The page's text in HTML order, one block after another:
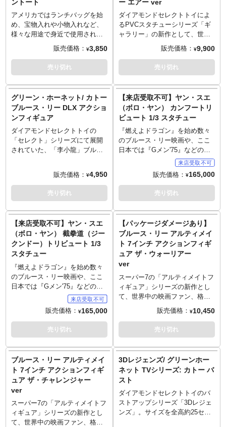
はこうして完成した！（1978年
5月発行「スクリーン特別増刊
死亡遊戯 ワイド特集号」）
●「ブルース・リー 死亡遊戯」
撮影裏ばなし（1978年5月発行
「スクリーン特別増刊 死亡遊戯
ワイド特集号」）
●「死亡の塔」作品紹介
（SCREEN 1981年8月号）
●ブルース・リー未完の大作「死
亡遊戯」の勇姿（SCREEN 1974
年11月号）
●「鳳細」アクション・ポーズ三
態（1975年7月「スクリーン ブ
ルース・リー カラースペシャ
ル」、SCREEN 1975年2月号）
場！？彼のイメージで作られた
『中国の神々の物語』（1976年
3月発行「スクリーンジャンボ
ブルース・リー 決定グラフ」）
●ブルース・リー17歳の出演作
「雷雨」（1975年4月発行「ス
クリーンジャンボ ブルース・リ
ー 最新デラックス版」）
●初公開！画面に出なかったブル
ナップ全集（SCREEN 1975年1
月号）
●ブルース・リーのドラゴン拳法
（1975年4月「スクリーンジャ
ンボ ブルース・リー 最新デラッ
●素顔のブルース・リー（1975
年4月発行「スクリーンジャンボ
ブルース・リー 最新デラックス
版」）
メーカー「スーパー7」。スター
ト当初、80年前後に企画され幻
となってしまったフィギュアを
復活させる事をコンセプトにス
ーズ。現在はオールドフィギュ
アの風合いをあえて残し、初立
体化を含む様々なライセンスア
まさにセンスの光る"今"注目の
メーカー。
は、ボディをポリレジン、コス
イチュームを布製とし、アクシ
ョンシーンをリアル感と躍動感
で演出します。デラックスバー
ジョンでは、LEDによるライト
アップギミックを内蔵したベー
スに変更！龍の文字が浮かび上
がるスペシャルな仕様となって
は、ボディをポリレジン、コス
イチュームを布製とし、アクシ
ョンシーンをリアル感と躍動感
で演出します。
ントート
アメリカではランチバッグを始
め、宝物入れや小物入れなど、
様々な用途で身近で使用されて
いるティントート。ファクトリ
ーエンターテインメントからホ
ラー系を中心に、映画のメイン
ビジュアルや劇場ポスターなど
ース・リーが「カトー」役で参
加したことでも有名なドラマ作
品『グリーン・ホーネット』。
敵をバッタバッタなぎ倒す面、
ブラックビューティー号で出撃
な面、『グリーン・ホーネッ
販売価格： ¥3,850
売り切れ
ー エアー ver
ダイアモンドセレクトトイによ
るPVCスタチューシリーズ「ギ
ャラリー」の新作として、世界
中の映画ファン、格闘技ファン
から今なお愛され続けている
「李小龍」ブルース・リーがラ
インナップしました。白のシャ
を見舞うブルース・リーの姿
を、全高約25センチの、ダイナ
ミックなポージングでのPVC化
となりました。
※この商品は入荷数の減数など
によりご予約をキャンセル頂く
場合や、分納での入荷となる場
販売価格： ¥9,900
売り切れ
グリーン・ホーネット/ カトー
ブルース・リー DLX アクショ
ンフィギュア
ダイアモンドセレクトトイの
「セレクト」シリーズにて展開
されていた、「李小龍」ブルー
Death』を思わせる黄色のトラッ
クスーツ姿、上半身裸のカンフ
ーパンツ姿に続き、まさかの
ジョンがリリース決定です！
1966年から放送されたTVドラマ
版『グリーン・ホーネット』で
は、グリーン・ホーネットの相
棒カトーを演じたブルース・リ
ー。頭部は帽子なし（差し替え
or着脱）にもすることが出来、
付属する棒術用の棒、ハチ型ダ
ーツで、多彩なアクションシー
※この商品は入荷数の減数など
によりご予約をキャンセル頂く
場合や、分納での入荷となる場
販売価格： ¥4,950
売り切れ
【来店受取不可】ヤン・スエ
（ボロ・ヤン） カンフートリ
ビュート 1/3 スタチュー
『燃えよドラゴン』を始め数々
のブルース・リー映画や、ここ
日本では『Gメン'75』などのド
ラマにも出演している香港のボ
ディビルダー兼武道家で俳優の
ヤン・スエ（ボロ・ヤンの名で
も知られている）が、サイドシ
ョウとPCSのタッグによって現
多くの鍛錬によって身に着けた
身体、気迫、荒々しさを全高約
58cmに閉じ込めたアクション映
画ファン必見のスタチュー。こ
ちらは荒ぶる表情も印象的でフ
ァイティング魂を感じるカンフ
ースタイル。
～ご注意事項～以下ご了承の上
ご予約をお願いいたします～
なりますため、大幅に遅れや前
倒しとなる場合もございます。
■ご予約いただいた時点で、商品
してお支払いをお願いします
（内金確認をもってご予約受付
とさせていただきます）。
■内金は同ページに記載しており
ますURLからご注文ください。
■残りの商品代金につきましては
入荷後に支払いいただきます。
販売価格： ¥165,000
売り切れ
【来店受取不可】ヤン・スエ
（ボロ・ヤン） 截拳道（ジー
クンドー）トリビュート 1/3
スタチュー
『燃えよドラゴン』を始め数々
のブルース・リー映画や、ここ
日本では『Gメン'75』などのド
ラマにも出演している香港のボ
ディビルダー兼武道家で俳優の
ヤン・スエ（ボロ・ヤンの名で
も知られている）が、サイドシ
ョウとPCSのタッグによって現
多くの鍛錬によって身に着けた
身体、気迫、荒々しさを全高約
58cmに閉じ込めたアクション映
画ファン必見のスタチュー。こ
ちらはブルース・リーが生み出
した武術であり哲学の截拳道
（ジークンドー）スタイル。
～ご注意事項～以下ご了承の上
販売価格： ¥165,000
売り切れ
【パッケージダメージあり】
ブルース・リー アルティメイ
ト 7インチ アクションフィギ
ュア ザ・ウォーリアー
ver
スーパー7の「アルティメイトフ
ィギュア」シリーズの新作とし
て、世界中の映画ファン、格闘
技ファンから今なお愛され続け
ている「李小龍」ブルース・リ
ーがラインナップです！濃紺の
カンフーシャツ、白いタンクト
立させ、様々なアクションポー
ズが再現可能。頭部は計3種が付
属、視線を変えた流し目表情な
どがチョイスされ、お好みで差
し替えして楽しめます！多数の
ハンドパーツに加え、ヌンチャ
販売価格： ¥10,450
売り切れ
ブルース・リー アルティメイ
ト 7インチ アクションフィギ
ュア ザ・チャレンジャー
ver
スーパー7の「アルティメイトフ
ィギュア」シリーズの新作とし
て、世界中の映画ファン、格闘
3Dレジェンズ/ グリーンホー
ネット TVシリーズ: カトー バ
スト
ダイアモンドセレクトトイのバ
ストアップシリーズ「3Dレジェ
ンズ」。サイズを全高約25セン